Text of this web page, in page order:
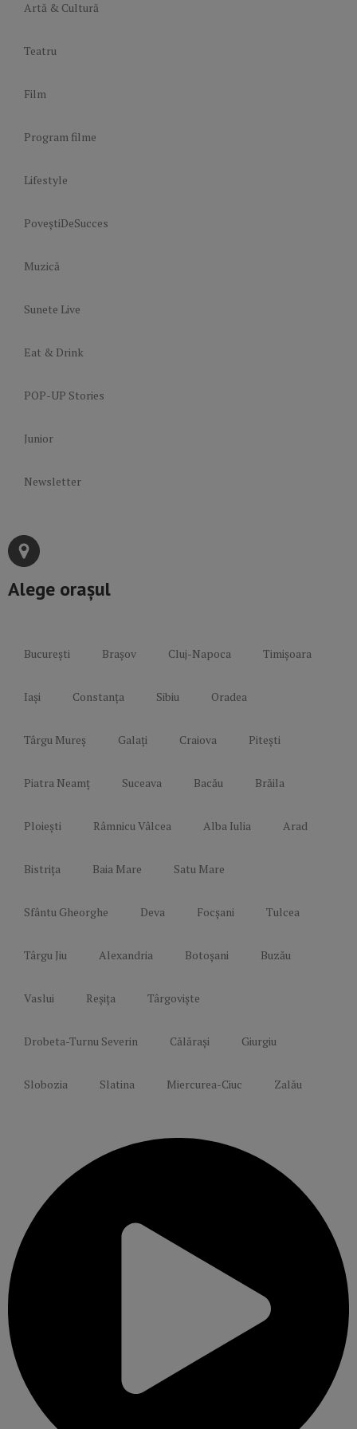
Artă & Cultură
Teatru
Film
Program filme
Lifestyle
PoveștiDeSucces
Muzică
Sunete Live
Eat & Drink
POP-UP Stories
Junior
Newsletter
Alege orașul
București Brașov Cluj-Napoca Timișoara
Iași Constanța Sibiu Oradea
Târgu Mureș Galați Craiova Pitești
Piatra Neamț Suceava Bacău Brăila
Ploiești Râmnicu Vâlcea Alba Iulia Arad
Bistrița Baia Mare Satu Mare
Sfântu Gheorghe Deva Focșani Tulcea
Târgu Jiu Alexandria Botoșani Buzău
Vaslui Reșița Târgoviște
Drobeta-Turnu Severin Călărași Giurgiu
Slobozia Slatina Miercurea-Ciuc Zalău